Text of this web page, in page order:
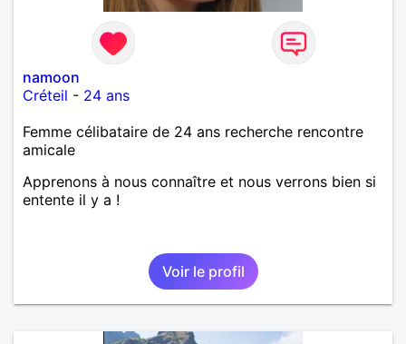
namoon
Créteil - 24 ans
Femme célibataire de 24 ans recherche rencontre
amicale
Apprenons à nous connaître et nous verrons bien si
entente il y a !
Voir le profil